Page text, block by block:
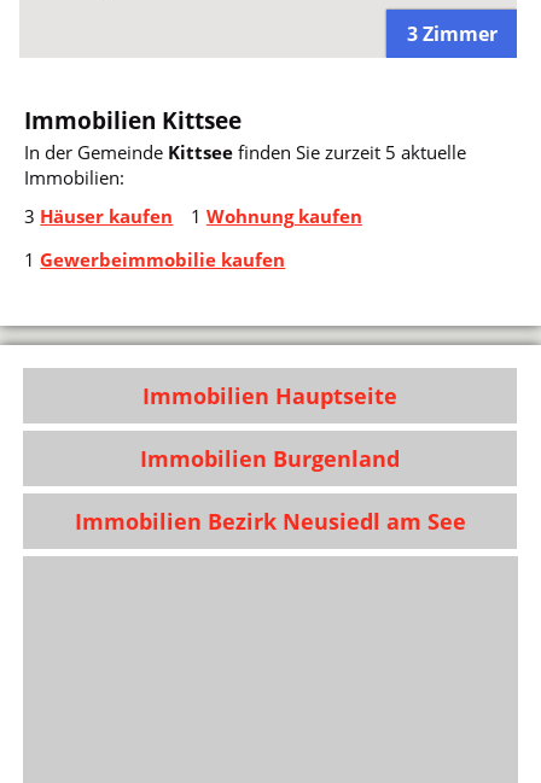
3 Zimmer
Immobilien Kittsee
In der Gemeinde Kittsee finden Sie zurzeit 5 aktuelle
Immobilien:
3 Häuser kaufen 1 Wohnung kaufen
1Gewerbeimmobilie kaufen
Immobilien Hauptseite
Immobilien Burgenland
Immobilien Bezirk Neusiedl am See